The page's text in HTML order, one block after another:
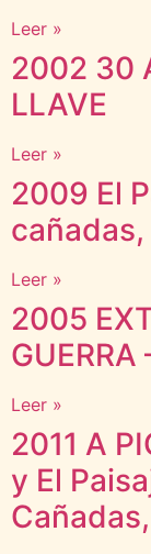
Leer »
2002 30
LLAVE
Leer »
2009 El
Leer »
2005
GUERRA
Leer »
2011 A
y El